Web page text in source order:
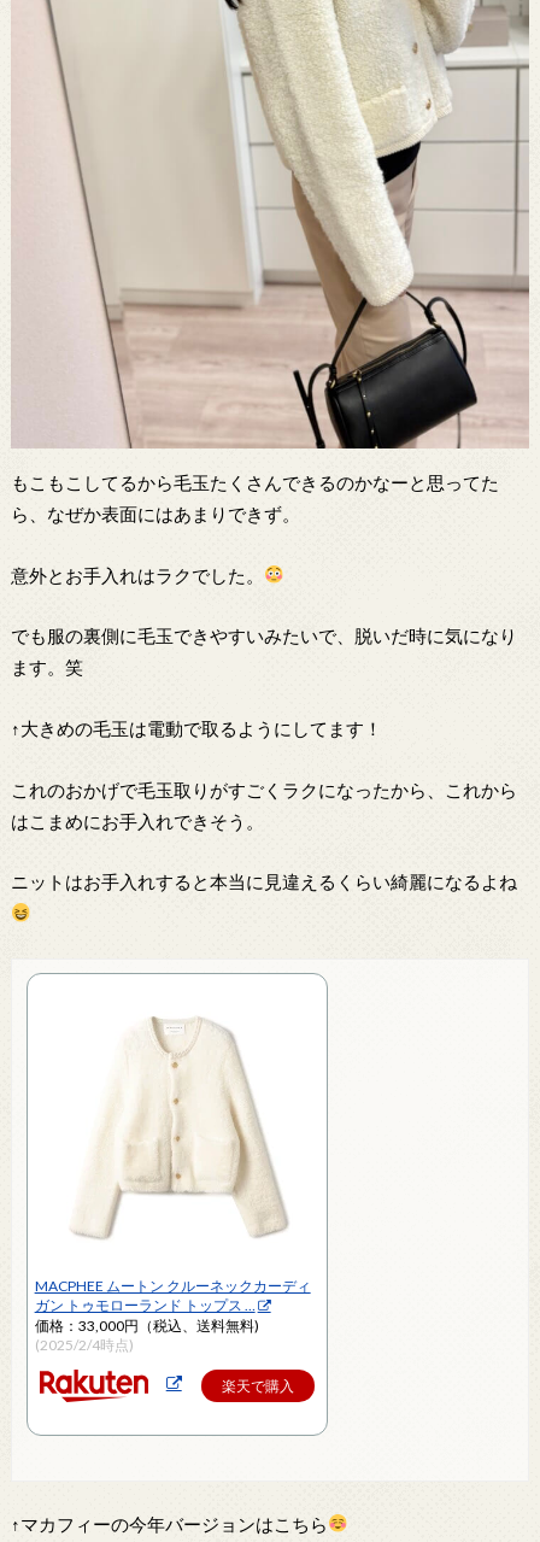
もこもこしてるから毛玉たくさんできるのかなーと思ってた
ら、なぜか表面にはあまりできず。
意外とお手入れはラクでした。
でも服の裏側に毛玉できやすいみたいで、脱いだ時に気になり
ます。笑
↑大きめの毛玉は電動で取るようにしてます！
これのおかげで毛玉取りがすごくラクになったから、これから
はこまめにお手入れできそう。
ニットはお手入れすると本当に見違えるくらい綺麗になるよね
MACPHEE ムートン クルーネックカーディ
ガン トゥモローランド トップス …
価格：33,000円（税込、送料無料)
(2025/2/4時点)
楽天で購入
↑マカフィーの今年バージョンはこちら